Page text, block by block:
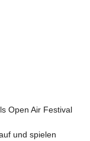
Open Air Festival
und spielen